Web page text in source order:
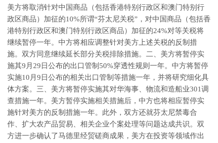
美方将取消针对中国商品（包括香港特别行政区和澳门特别行
政区商品）加征的10%所谓“芬太尼关税”，对中国商品（包括香
港特别行政区和澳门特别行政区商品）加征的24%对等关税将
继续暂停一年。中方将相应调整针对美方上述关税的反制措
施。双方同意继续延长部分关税排除措施。二、美方将暂停实
施其9月29日公布的出口管制50%穿透性规则一年。中方将暂停
实施10月9日公布的相关出口管制等措施一年，并将研究细化具
体方案。三、美方将暂停实施其对华海事、物流和造船业301调
查措施一年。美方暂停实施相关措施后，中方也将相应暂停实
施针对美方的反制措施一年。此外，双方还就芬太尼禁毒合
作、扩大农产品贸易、相关企业个案处理等问题达成共识。双
方进一步确认了马德里经贸磋商成果，美方在投资等领域作出